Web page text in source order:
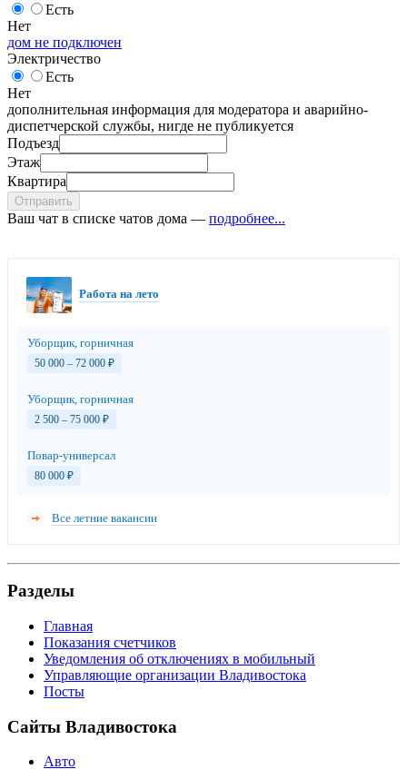
Есть
Нет
дом не подключен
Электричество
Есть
Нет
дополнительная информация для модератора и аварийно-
диспетчерской службы, нигде не публикуется
Подъезд
Этаж
Квартира
Отправить
Ваш чат в списке чатов дома — подробнее...
Работа на лето
Уборщик, горничная
50 000 – 72 000 ₽
Уборщик, горничная
2 500 – 75 000 ₽
Повар-универсал
80 000 ₽
Все летние вакансии
Разделы
Главная
Показания счетчиков
Уведомления об отключениях в мобильный
Управляющие организации Владивостока
Посты
Сайты Владивостока
Авто